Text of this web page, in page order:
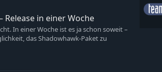
Release in einer Woche
In einer Woche ist es ja schon soweit –
das Shadowhawk-Paket zu